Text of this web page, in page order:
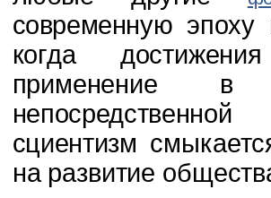
современную эпоху
когда
применение в
сциентизм
на развитие